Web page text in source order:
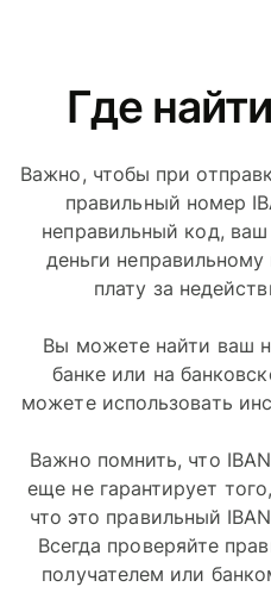
Где
Важно, чтобы при
правильный номер
неправильный код,
деньги
плату за
Вы можете найти ваш
банке или на
можете использовать
Важно помнить, что
еще не гарантирует
что это правильный
Всегда проверяйте
получателем или